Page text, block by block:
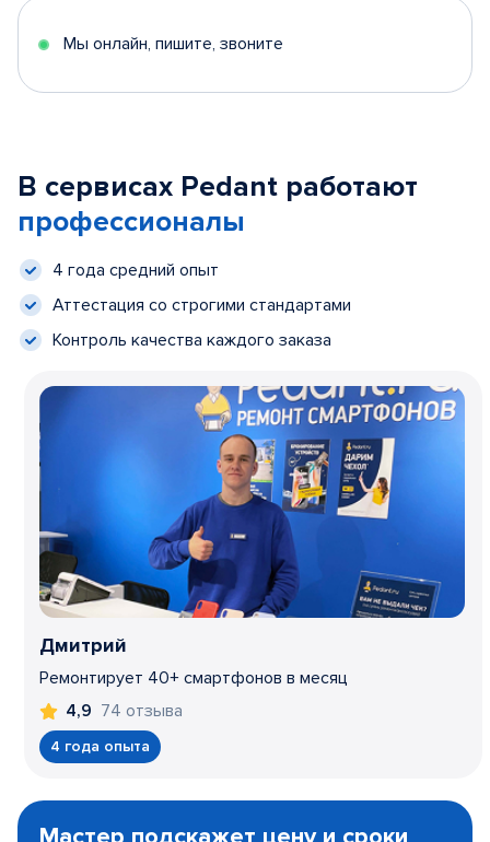
Мы онлайн, пишите, звоните
В сервисах Pedant работают
профессионалы
4 года средний опыт
Аттестация со строгими стандартами
Контроль качества каждого заказа
Дмитрий
Ремонтирует 40+ смартфонов в месяц
4,9 74 отзыва
4 года опыта
1